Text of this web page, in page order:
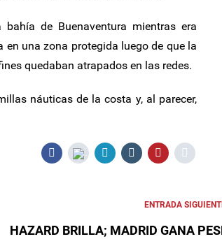
de Buenaventura mientras era
una zona protegida luego de que la
quedaban atrapados en las redes.
náuticas de la costa y, al parecer,
ENTRADA
HAZARD BRILLA; MADRID GANA